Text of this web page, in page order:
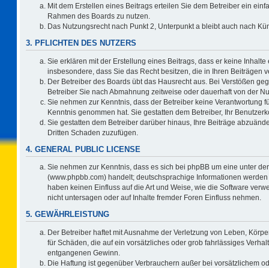
Mit dem Erstellen eines Beitrags erteilen Sie dem Betreiber ein
Rahmen des Boards zu nutzen.
Das Nutzungsrecht nach Punkt 2, Unterpunkt a bleibt auch nach
3. PFLICHTEN DES NUTZERS
Sie erklären mit der Erstellung eines Beitrags, dass er keine
insbesondere, dass Sie das Recht besitzen, die in Ihren Beiträgen
Der Betreiber des Boards übt das Hausrecht aus. Bei Verstößen
Betreiber Sie nach Abmahnung zeitweise oder dauerhaft von der
Sie nehmen zur Kenntnis, dass der Betreiber keine Verantwortung
Kenntnis genommen hat. Sie gestatten dem Betreiber, Ihr
Sie gestatten dem Betreiber darüber hinaus, Ihre Beiträge
Dritten Schaden zuzufügen.
4. GENERAL PUBLIC LICENSE
Sie nehmen zur Kenntnis, dass es sich bei phpBB um eine unter der
(www.phpbb.com) handelt; deutschsprachige Informationen
haben keinen Einfluss auf die Art und Weise, wie die Software
nicht untersagen oder auf Inhalte fremder Foren Einfluss nehmen.
5. GEWÄHRLEISTUNG
Der Betreiber haftet mit Ausnahme der Verletzung von Leben,
für Schäden, die auf ein vorsätzliches oder grob fahrlässiges
entgangenen Gewinn.
Die Haftung ist gegenüber Verbrauchern außer bei vorsätzlichem